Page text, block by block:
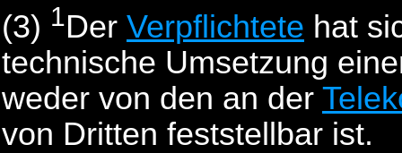
(3) 1Der Verpflichtete hat
technische Umsetzung
weder von den an der
von Dritten feststellbar ist.